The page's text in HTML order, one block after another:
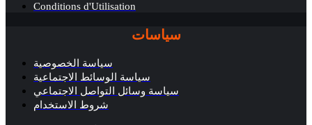
Conditions d'Utilisation
سياسات
سياسة الخصوصية
سياسة الوسائط الاجتماعية
سياسة وسائل التواصل الاجتماعي
شروط الاستخدام